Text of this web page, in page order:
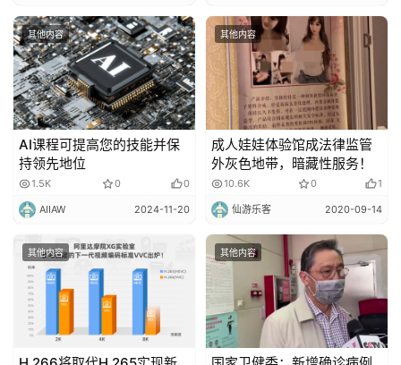
其他内容
AI课程可提高您的技能并保
持领先地位
1.5K 0 0
AIIAW 2024-11-20
其他内容
成人娃娃体验馆成法律监管
外灰色地带，暗藏性服务！
10.6K 0 1
仙游乐客 2020-09-14
其他内容 其他内容